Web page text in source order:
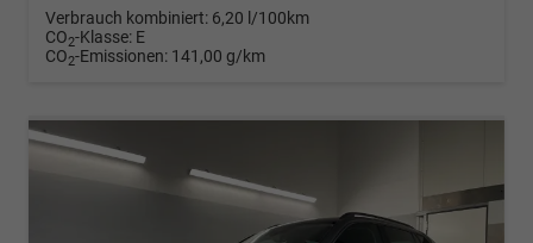
Verbrauch kombiniert: 6,20 l/100km
CO2-Klasse: E
CO2-Emissionen: 141,00 g/km